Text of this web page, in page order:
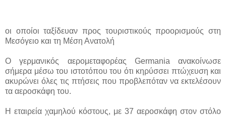
οι οποίοι ταξίδευαν προς τουριστικούς προορισμούς στη
Μεσόγειο και τη Μέση Ανατολή
Ο γερμανικός αερομεταφορέας Germania ανακοίνωσε
σήμερα μέσω του ιστοτόπου του ότι κηρύσσει πτώχευση και
ακυρώνει όλες τις πτήσεις που προβλεπόταν να εκτελέσουν
τα αεροσκάφη του.
Η εταιρεία χαμηλού κόστους, με 37 αεροσκάφη στον στόλο